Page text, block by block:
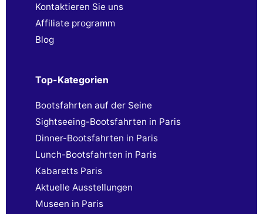
Kontaktieren Sie uns
Affiliate programm
Blog
Top-Kategorien
Bootsfahrten auf der Seine
Sightseeing-Bootsfahrten in Paris
Dinner-Bootsfahrten in Paris
Lunch-Bootsfahrten in Paris
Kabaretts Paris
Aktuelle Ausstellungen
Museen in Paris